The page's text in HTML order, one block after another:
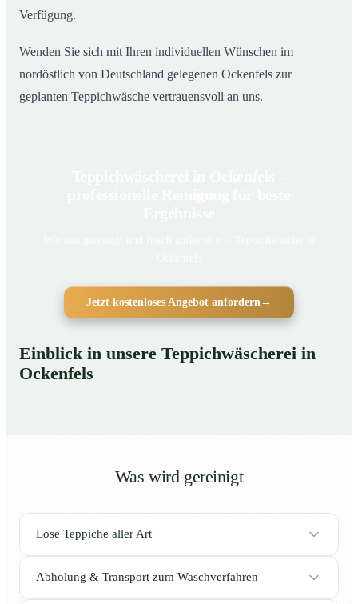
Verfügung.
Wenden Sie sich mit Ihren individuellen Wünschen im
nordöstlich von Deutschland gelegenen Ockenfels zur
geplanten Teppichwäsche vertrauensvoll an uns.
Jetzt kostenloses Angebot anfordern →
Einblick in unsere Teppichwäscherei in
Ockenfels
Was wird gereinigt
Lose Teppiche aller Art
Abholung & Transport zum Waschverfahren